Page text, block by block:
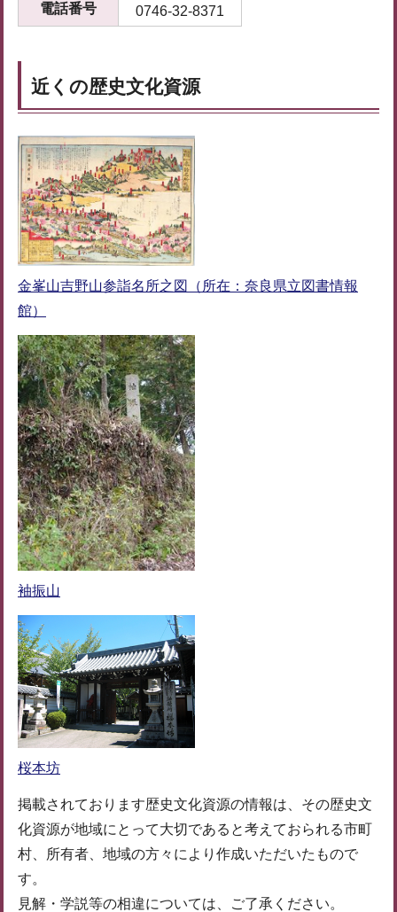
電話番号 0746-32-8371
近くの歴史文化資源
金峯山吉野山参詣名所之図（所在：奈良県立図書情報
館）
袖振山
桜本坊
掲載されております歴史文化資源の情報は、その歴史文
化資源が地域にとって大切であると考えておられる市町
村、所有者、地域の方々により作成いただいたもので
す。
見解・学説等の相違については、ご了承ください。